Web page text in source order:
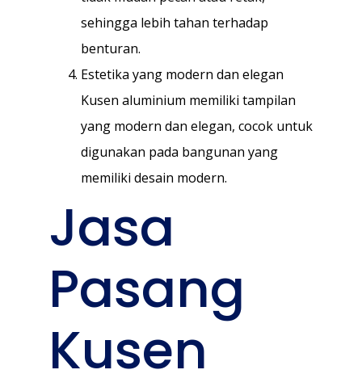
sehingga lebih tahan terhadap
benturan.
Estetika yang modern dan elegan
Kusen aluminium memiliki tampilan
yang modern dan elegan, cocok untuk
digunakan pada bangunan yang
memiliki desain modern.
Jasa
Pasang
Kusen